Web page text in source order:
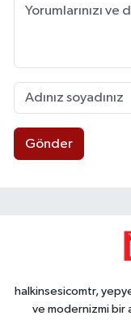
Gönder
halkinsesicomtr,
ve modernizmi bir